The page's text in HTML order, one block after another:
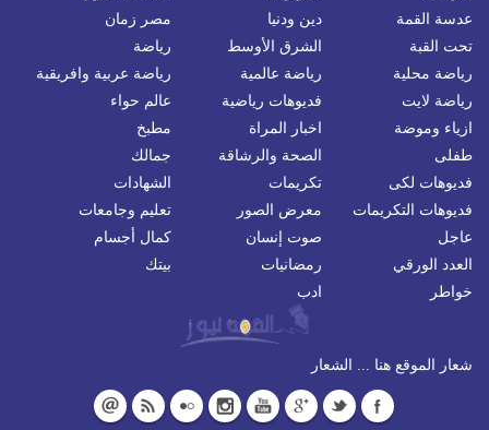
عدسة القمة
دين ودنيا
مصر زمان
تحت القبة
الشرق الأوسط
رياضة
رياضة محلية
رياضة عالمية
رياضة عربية وافريقية
رياضة لايت
فديوهات رياضية
عالم حواء
ازياء وموضة
اخبار المراة
مطبخ
طفلى
الصحة والرشاقة
جمالك
فديوهات لكى
تكريمات
الشهادات
فديوهات التكريمات
معرض الصور
تعليم وجامعات
عاجل
صوت إنسان
كمال أجسام
العدد الورقي
رمضانيات
بيتك
خواطر
ادب
شعار الموقع هنا ... الشعار